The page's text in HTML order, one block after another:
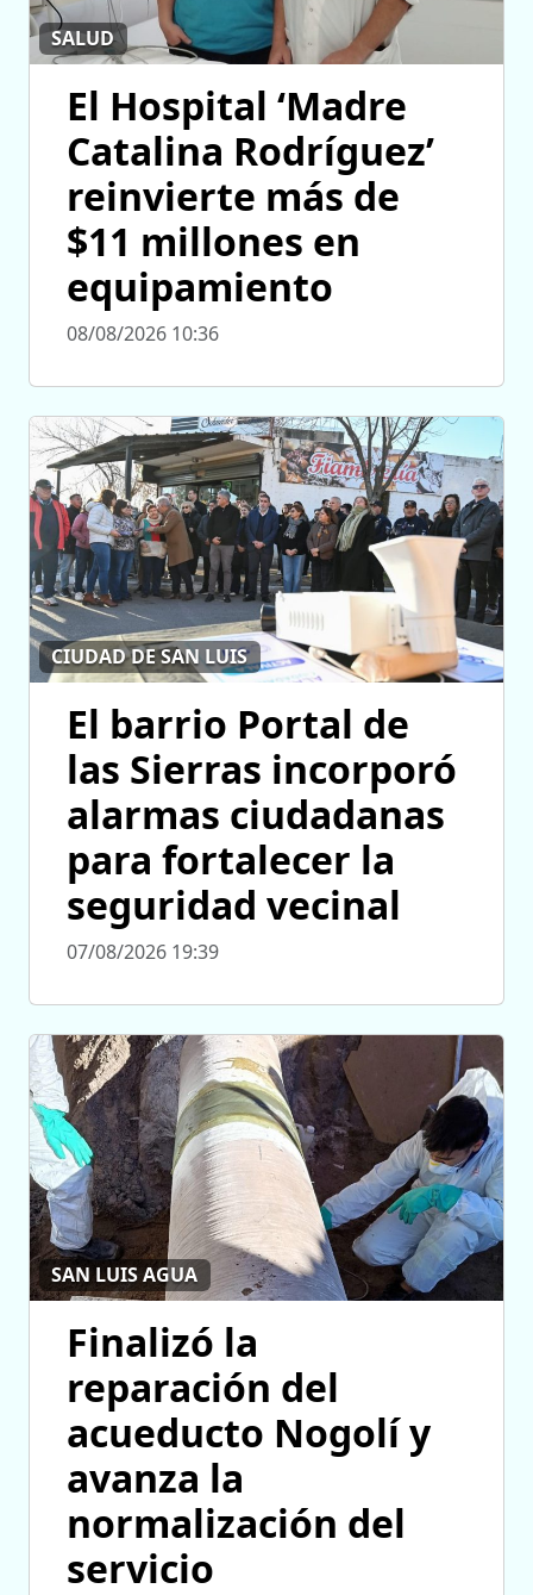
SALUD
El Hospital ‘Madre
Catalina Rodríguez’
reinvierte más de
$11 millones en
equipamiento
08/08/2026 10:36
CIUDAD DE SAN LUIS
El barrio Portal de
las Sierras incorporó
alarmas ciudadanas
para fortalecer la
seguridad vecinal
07/08/2026 19:39
SAN LUIS AGUA
Finalizó la
reparación del
acueducto Nogolí y
avanza la
normalización del
servicio